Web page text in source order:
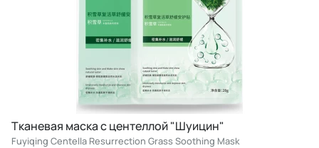
Тканевая маска с центеллой "Шуицин"
Fuyiqing Centella Resurrection Grass Soothing Mask